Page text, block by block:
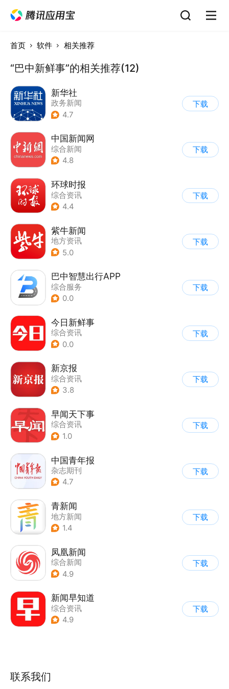
首页 软件 相关推荐
“巴中新鲜事”的相关推荐(12)
新华社
政务新闻
4.7
下载
中国新闻网
综合新闻
4.8
下载
环球时报
综合资讯
4.4
下载
紫牛新闻
地方资讯
5.0
下载
巴中智慧出行APP
综合服务
0.0
下载
今日新鲜事
综合资讯
0.0
下载
新京报
综合资讯
3.8
下载
早闻天下事
综合资讯
1.0
下载
中国青年报
杂志期刊
4.7
下载
青新闻
地方新闻
1.4
下载
凤凰新闻
综合新闻
4.9
下载
新闻早知道
综合资讯
4.9
下载
联系我们